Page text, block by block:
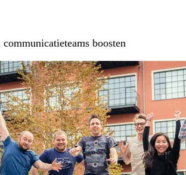
boosten